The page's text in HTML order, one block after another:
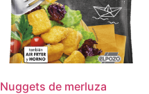
Nuggets de merluza